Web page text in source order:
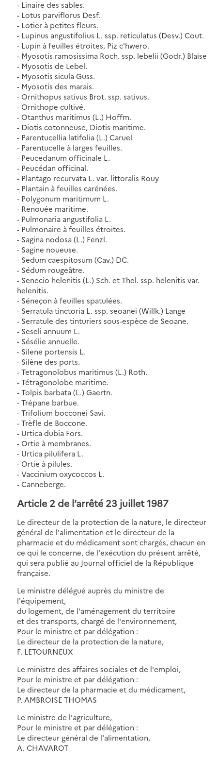
- Linaire des sables.
- Lotus parviflorus Desf.
- Lotier à petites fleurs.
- Lupinus angustifolius L. ssp. reticulatus (Desv.) Cout.
- Lupin à feuilles étroites, Piz c'hwero.
- Myosotis ramosissima Roch. ssp. lebelii (Godr.) Blaise
- Myosotis de Lebel.
- Myosotis sicula Guss.
- Myosotis des marais.
- Ornithopus sativus Brot. ssp. sativus.
- Ornithope cultivé.
- Otanthus maritimus (L.) Hoffm.
- Diotis cotonneuse, Diotis maritime.
- Parentucellia latifolia (L.) Caruel
- Parentucelle à larges feuilles.
- Peucedanum officinale L.
- Peucédan officinal.
- Plantago recurvata L. var. littoralis Rouy
- Plantain à feuilles carénées.
- Polygonum maritimum L.
- Renouée maritime.
- Pulmonaria angustifolia L.
- Pulmonaire à feuilles étroites.
- Sagina nodosa (L.) Fenzl.
- Sagine noueuse.
- Sedum caespitosum (Cav.) DC.
- Sédum rougeâtre.
- Senecio helenitis (L.) Sch. et Thel. ssp. helenitis var.
helenitis.
- Séneçon à feuilles spatulées.
- Serratula tinctoria L. ssp. seoanei (Willk.) Lange
- Serratule des tinturiers sous-espèce de Seoane.
- Seseli annuum L.
- Sésélie annuelle.
- Silene portensis L.
- Silène des ports.
- Tetragonolobus maritimus (L.) Roth.
- Tétragonolobe maritime.
- Tolpis barbata (L.) Gaertn.
- Trépane barbue.
- Trifolium bocconei Savi.
- Trèfle de Boccone.
- Urtica dubia Fors.
- Ortie à membranes.
- Urtica pilulifera L.
- Ortie à pilules.
- Vaccinium oxycoccos L.
- Canneberge.
Article 2 de l’arrêté 23 juillet 1987
Le directeur de la protection de la nature, le directeur
général de l'alimentation et le directeur de la
pharmacie et du médicament sont chargés, chacun en
ce qui le concerne, de l'exécution du présent arrêté,
qui sera publié au Journal officiel de la République
française.
Le ministre délégué auprès du ministre de
l'équipement,
du logement, de l'aménagement du territoire
et des transports, chargé de l'environnement,
Pour le ministre et par délégation :
Le directeur de la protection de la nature,
F. LETOURNEUX
Le ministre des affaires sociales et de l'emploi,
Pour le ministre et par délégation :
Le directeur de la pharmacie et du médicament,
P. AMBROISE THOMAS
Le ministre de l'agriculture,
Pour le ministre et par délégation :
Le directeur général de l'alimentation,
A. CHAVAROT